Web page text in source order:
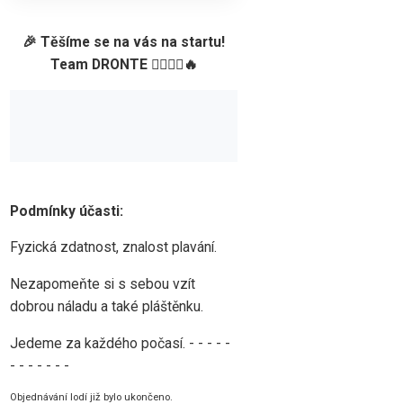
🎉 Těšíme se na vás na startu!
Team DRONTE 🚴‍♂️🚣‍♀️🔥
Podmínky účasti:
Fyzická zdatnost, znalost plavání.
Nezapomeňte si s sebou vzít
dobrou náladu a také pláštěnku.
Jedeme za každého počasí. - - - - -
- - - - - - -
Objednávání lodí již bylo ukončeno.